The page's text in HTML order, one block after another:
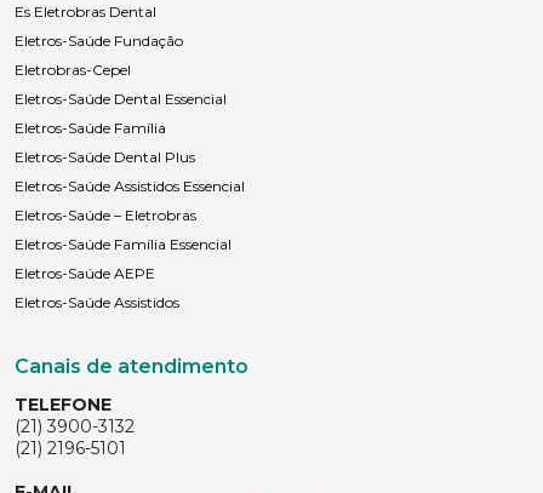
Es Eletrobras Dental
Eletros-Saúde Fundação
Eletrobras-Cepel
Eletros-Saúde Dental Essencial
Eletros-Saúde Família
Eletros-Saúde Dental Plus
Eletros-Saúde Assistidos Essencial
Eletros-Saúde – Eletrobras
Eletros-Saúde Família Essencial
Eletros-Saúde AEPE
Eletros-Saúde Assistidos
Canais de atendimento
TELEFONE
(21) 3900-3132
(21) 2196-5101